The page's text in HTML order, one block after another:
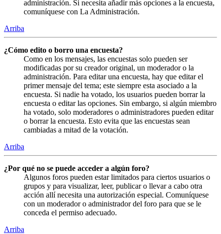
administración. Si necesita añadir más opciones a la encuesta,
comuníquese con La Administración.
Arriba
¿Cómo edito o borro una encuesta?
Como en los mensajes, las encuestas solo pueden ser
modificadas por su creador original, un moderador o la
administración. Para editar una encuesta, hay que editar el
primer mensaje del tema; este siempre esta asociado a la
encuesta. Si nadie ha votado, los usuarios pueden borrar la
encuesta o editar las opciones. Sin embargo, si algún miembro
ha votado, solo moderadores o administradores pueden editar
o borrar la encuesta. Esto evita que las encuestas sean
cambiadas a mitad de la votación.
Arriba
¿Por qué no se puede acceder a algún foro?
Algunos foros pueden estar limitados para ciertos usuarios o
grupos y para visualizar, leer, publicar o llevar a cabo otra
acción allí necesita una autorización especial. Comuníquese
con un moderador o administrador del foro para que se le
conceda el permiso adecuado.
Arriba